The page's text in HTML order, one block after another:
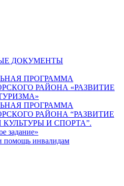
ДОКУМЕНТЫ
ПРОГРАММА
РАЙОНА «РАЗВИТИЕ
ПРОГРАММА
РАЙОНА “РАЗВИТИЕ
И СПОРТА”.
задание»
помощь инвалидам